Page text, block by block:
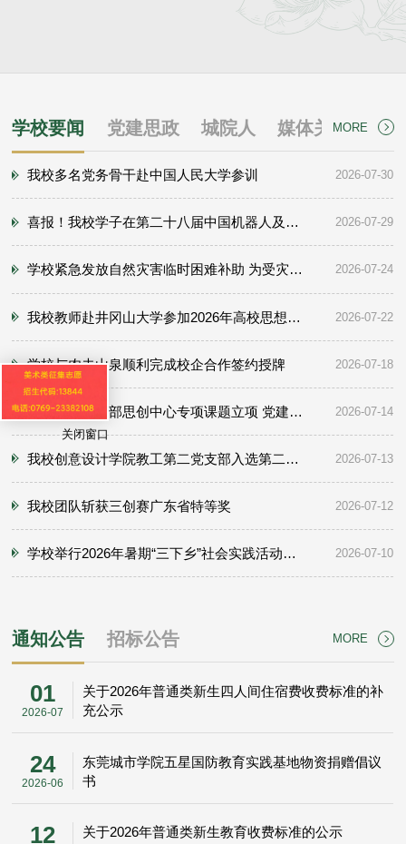
学校要闻 党建思政 城院人 媒体关注MORE
2026-07-30
我校多名党务骨干赴中国人民大学参训
2026-07-29
喜报！我校学子在第二十八届中国机器人及人工智能大赛全国决赛中斩获二等奖
2026-07-24
学校紧急发放自然灾害临时困难补助 为受灾学子撑起 “暖心伞
2026-07-22
我校教师赴井冈山大学参加2026年高校思想政治理论课教师培训班
2026-07-18
学校与农夫山泉顺利完成校企合作签约授牌
2026-07-14
我校喜获教育部思创中心专项课题立项 党建思政育人再创佳绩
2026-07-13
我校创意设计学院教工第二党支部入选第二批高校“双带头人”教师党支部书记“广东行”专项行动团队
2026-07-12
我校团队斩获三创赛广东省特等奖
2026-07-10
学校举行2026年暑期“三下乡”社会实践活动暨“百千万工程”突击队行动出征仪式
通知公告 招标公告 MORE
01
2026-07
关于2026年普通类新生四人间住宿费收费标准的补
充公示
24
2026-06
东莞城市学院五星国防教育实践基地物资捐赠倡议
书
12 关于2026年普通类新生教育收费标准的公示
关闭窗口